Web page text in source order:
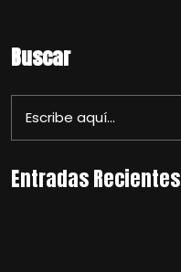
Buscar
Entradas Recientes